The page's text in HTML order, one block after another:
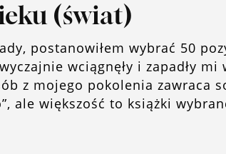
(świat)
postanowiłem wybrać 50
wciągnęły i zapadły
z mojego pokolenia zawraca
ale większość to książki